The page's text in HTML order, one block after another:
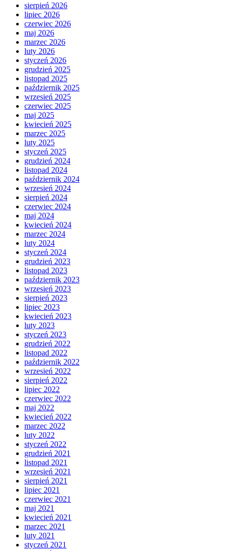
sierpień 2026
lipiec 2026
czerwiec 2026
maj 2026
marzec 2026
luty 2026
styczeń 2026
grudzień 2025
listopad 2025
październik 2025
wrzesień 2025
czerwiec 2025
maj 2025
kwiecień 2025
marzec 2025
luty 2025
styczeń 2025
grudzień 2024
listopad 2024
październik 2024
wrzesień 2024
sierpień 2024
czerwiec 2024
maj 2024
kwiecień 2024
marzec 2024
luty 2024
styczeń 2024
grudzień 2023
listopad 2023
październik 2023
wrzesień 2023
sierpień 2023
lipiec 2023
kwiecień 2023
luty 2023
styczeń 2023
grudzień 2022
listopad 2022
październik 2022
wrzesień 2022
sierpień 2022
lipiec 2022
czerwiec 2022
maj 2022
kwiecień 2022
marzec 2022
luty 2022
styczeń 2022
grudzień 2021
listopad 2021
wrzesień 2021
sierpień 2021
lipiec 2021
czerwiec 2021
maj 2021
kwiecień 2021
marzec 2021
luty 2021
styczeń 2021